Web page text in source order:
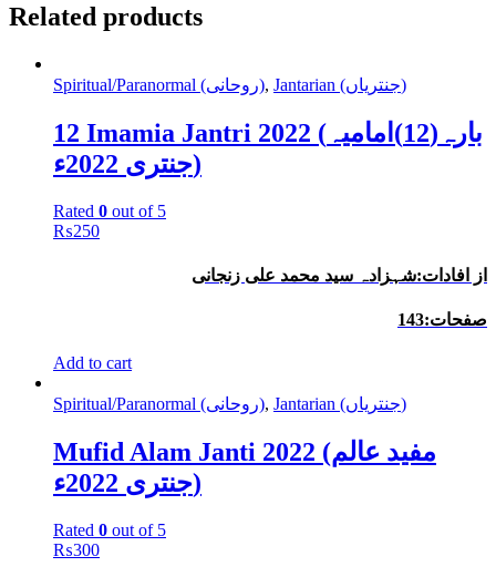
Related products
Spiritual/Paranormal (روحانی), Jantarian (جنتریاں)
12 Imamia Jantri 2022 (بارہ(12)امامیہ
جنتری 2022ء)
Rated 0 out of 5
₨250
از افادات:شہزادہ سید محمد علی زنجانی
صفحات:143
Add to cart
Spiritual/Paranormal (روحانی), Jantarian (جنتریاں)
Mufid Alam Janti 2022 (مفید عالم
جنتری 2022ء)
Rated 0 out of 5
₨300